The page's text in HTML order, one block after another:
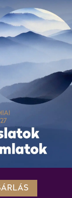
azadatkezelési
webshopban